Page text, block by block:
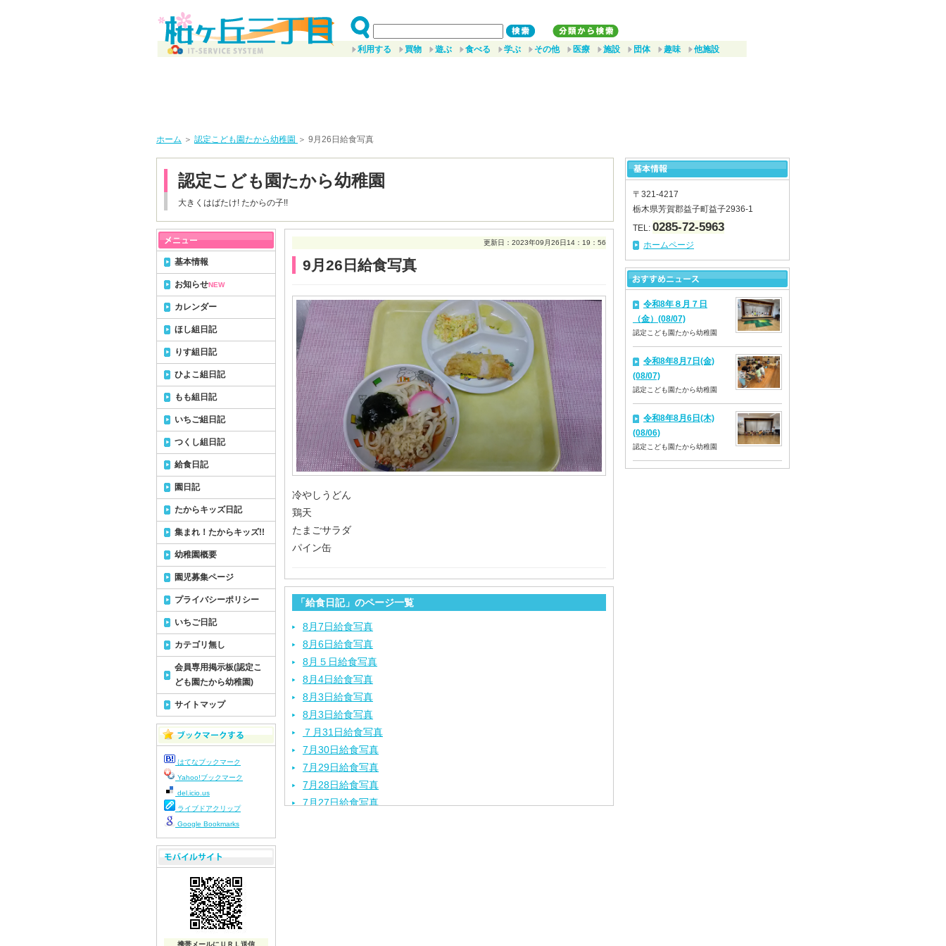
利用する 買物 遊ぶ 食べる 学ぶ その他 医療 施設 団体 趣味 他施設
ホーム ＞ 認定こども園たから幼稚園 ＞ 9月26日給食写真
認定こども園たから幼稚園
大きくはばたけ! たからの子!!
更新日：2023年09月26日14：19：56
9月26日給食写真
冷やしうどん
鶏天
たまごサラダ
パイン缶
「給食日記」のページ一覧
8月7日給食写真
8月6日給食写真
8月５日給食写真
8月4日給食写真
8月3日給食写真
8月3日給食写真
７月31日給食写真
7月30日給食写真
7月29日給食写真
7月28日給食写真
7月27日給食写真
基本情報
お知らせNEW
カレンダー
ほし組日記
りす組日記
ひよこ組日記
もも組日記
いちご組日記
つくし組日記
給食日記
園日記
たからキッズ日記
集まれ！たからキッズ!!
幼稚園概要
園児募集ページ
プライバシーポリシー
いちご日記
カテゴリ無し
会員専用掲示板(認定こ
ども園たから幼稚園)
サイトマップ
はてなブックマーク
Yahoo!ブックマーク
del.icio.us
ライブドアクリップ
Google Bookmarks
携帯メールにＵＲＬ送信
〒321-4217
栃木県芳賀郡益子町益子2936-1
TEL: 0285-72-5963
ホームページ
令和8年８月７日
（金）(08/07)
認定こども園たから幼稚園
令和8年8月7日(金)
(08/07)
認定こども園たから幼稚園
令和8年8月6日(木)
(08/06)
認定こども園たから幼稚園